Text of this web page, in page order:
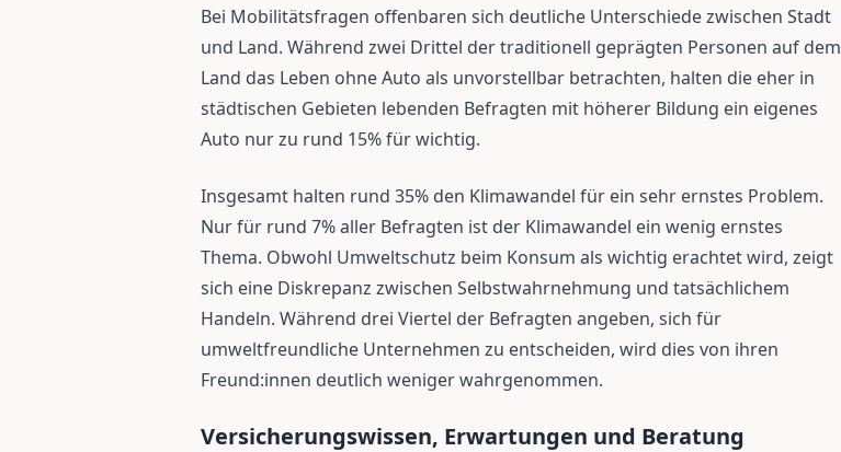
Bei Mobilitätsfragen offenbaren sich deutliche Unterschiede zwischen Stadt
und Land. Während zwei Drittel der traditionell geprägten Personen auf dem
Land das Leben ohne Auto als unvorstellbar betrachten, halten die eher in
städtischen Gebieten lebenden Befragten mit höherer Bildung ein eigenes
Auto nur zu rund 15% für wichtig.
Insgesamt halten rund 35% den Klimawandel für ein sehr ernstes Problem.
Nur für rund 7% aller Befragten ist der Klimawandel ein wenig ernstes
Thema. Obwohl Umweltschutz beim Konsum als wichtig erachtet wird, zeigt
sich eine Diskrepanz zwischen Selbstwahrnehmung und tatsächlichem
Handeln. Während drei Viertel der Befragten angeben, sich für
umweltfreundliche Unternehmen zu entscheiden, wird dies von ihren
Freund:innen deutlich weniger wahrgenommen.
Versicherungswissen, Erwartungen und Beratung